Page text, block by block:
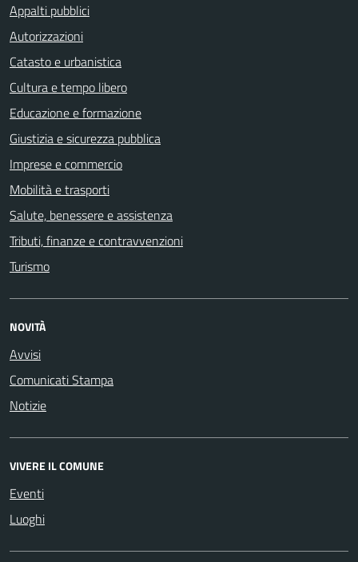
Appalti pubblici
Autorizzazioni
Catasto e urbanistica
Cultura e tempo libero
Educazione e formazione
Giustizia e sicurezza pubblica
Imprese e commercio
Mobilità e trasporti
Salute, benessere e assistenza
Tributi, finanze e contravvenzioni
Turismo
NOVITÀ
Avvisi
Comunicati Stampa
Notizie
VIVERE IL COMUNE
Eventi
Luoghi